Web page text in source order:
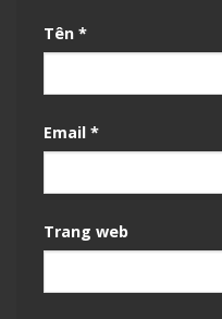
Tên *
Email *
Trang web